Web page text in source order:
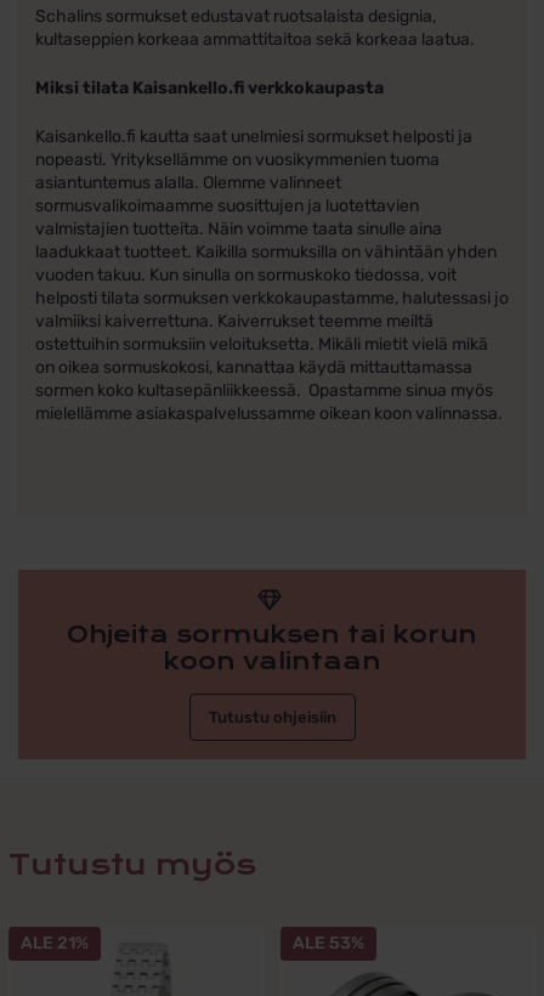
Schalins sormukset edustavat ruotsalaista designia,
kultaseppien korkeaa ammattitaitoa sekä korkeaa laatua.
Miksi tilata Kaisankello.fi verkkokaupasta
Kaisankello.fi kautta saat unelmiesi sormukset helposti ja
nopeasti. Yrityksellämme on vuosikymmenien tuoma
asiantuntemus alalla. Olemme valinneet
sormusvalikoimaamme suosittujen ja luotettavien
valmistajien tuotteita. Näin voimme taata sinulle aina
laadukkaat tuotteet. Kaikilla sormuksilla on vähintään yhden
vuoden takuu. Kun sinulla on sormuskoko tiedossa, voit
helposti tilata sormuksen verkkokaupastamme, halutessasi jo
valmiiksi kaiverrettuna. Kaiverrukset teemme meiltä
ostettuihin sormuksiin veloituksetta. Mikäli mietit vielä mikä
on oikea sormuskokosi, kannattaa käydä mittauttamassa
sormen koko kultasepänliikkeessä. Opastamme sinua myös
mielellämme asiakaspalvelussamme oikean koon valinnassa.
Ohjeita sormuksen tai korun
koon valintaan
Tutustu ohjeisiin
Tutustu myös
ALE 21% ALE 53%